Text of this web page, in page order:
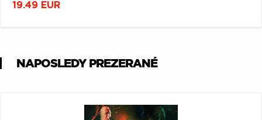
19.49 EUR
NAPOSLEDY PREZERANÉ